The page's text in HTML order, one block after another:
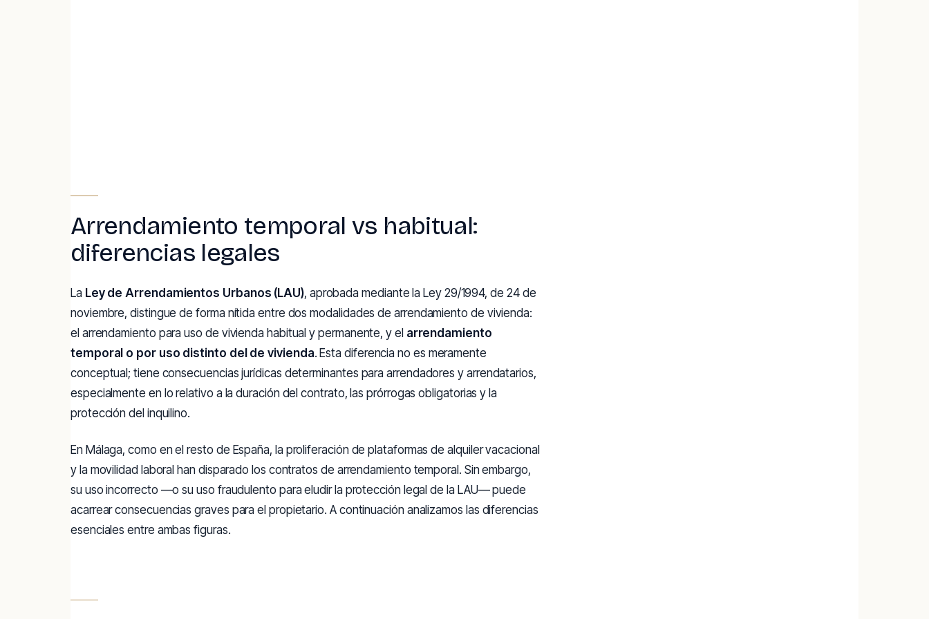
Arrendamiento temporal vs habitual:
diferencias legales
La Ley de Arrendamientos Urbanos (LAU), aprobada mediante la Ley 29/1994, de 24 de
noviembre, distingue de forma nítida entre dos modalidades de arrendamiento de vivienda:
el arrendamiento para uso de vivienda habitual y permanente, y el arrendamiento
temporal o por uso distinto del de vivienda. Esta diferencia no es meramente
conceptual; tiene consecuencias jurídicas determinantes para arrendadores y arrendatarios,
especialmente en lo relativo a la duración del contrato, las prórrogas obligatorias y la
protección del inquilino.
En Málaga, como en el resto de España, la proliferación de plataformas de alquiler vacacional
y la movilidad laboral han disparado los contratos de arrendamiento temporal. Sin embargo,
su uso incorrecto —o su uso fraudulento para eludir la protección legal de la LAU— puede
acarrear consecuencias graves para el propietario. A continuación analizamos las diferencias
esenciales entre ambas figuras.